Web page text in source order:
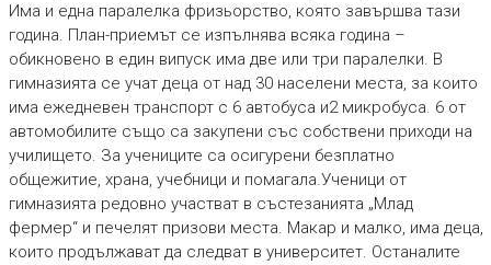
Има и една паралелка фризьорство, която завършва тази
година. План-приемът се изпълнява всяка година –
обикновено в един випуск има две или три паралелки. В
гимназията се учат деца от над 30 населени места, за които
има ежедневен транспорт с 6 автобуса и2 микробуса. 6 от
автомобилите също са закупени със собствени приходи на
училището. За учениците са осигурени безплатно
общежитие, храна, учебници и помагала.Ученици от
гимназията редовно участват в състезанията „Млад
фермер“ и печелят призови места. Макар и малко, има деца,
които продължават да следват в университет. Останалите